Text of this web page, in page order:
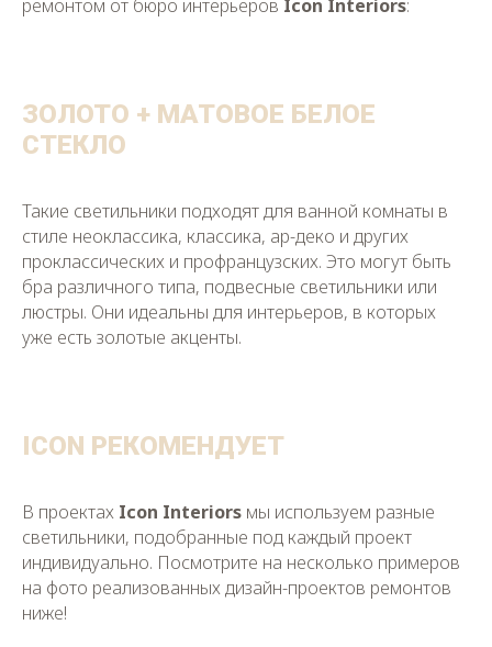
ремонтом от бюро интерьеров Icon Interiors:
ЗОЛОТО + МАТОВОЕ БЕЛОЕ
СТЕКЛО
Такие светильники подходят для ванной комнаты в
стиле неоклассика, классика, ар-деко и других
проклассических и профранцузских. Это могут быть
бра различного типа, подвесные светильники или
люстры. Они идеальны для интерьеров, в которых
уже есть золотые акценты.
ICON РЕКОМЕНДУЕТ
В проектах Icon Interiors мы используем разные
светильники, подобранные под каждый проект
индивидуально. Посмотрите на несколько примеров
на фото реализованных дизайн-проектов ремонтов
ниже!